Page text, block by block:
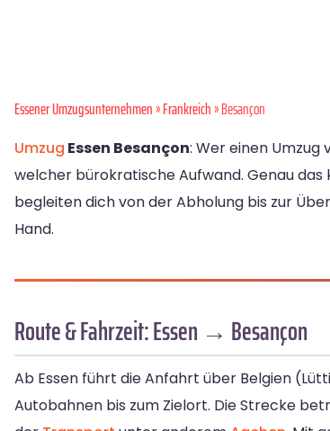
Essener Umzugsunternehmen»Frankreich» Besançon
Umzug Essen Besançon: Wer einen Umzug
welcher bürokratische Aufwand. Genau
begleiten dich von der Abholung bis zur
Hand.
Route & Fahrzeit: Essen → Besançon
Ab Essen führt die Anfahrt über Belgien
Autobahnen bis zum Zielort. Die Strecke